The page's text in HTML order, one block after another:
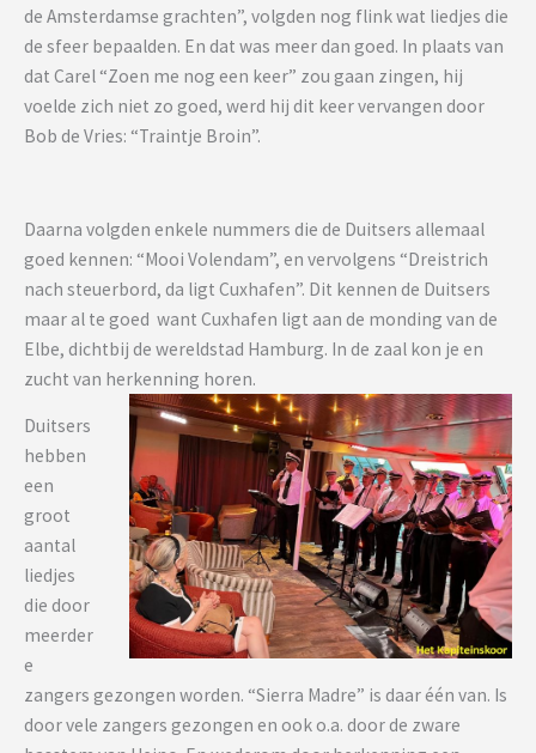
de Amsterdamse grachten”, volgden nog flink wat liedjes die
de sfeer bepaalden. En dat was meer dan goed. In plaats van
dat Carel “Zoen me nog een keer” zou gaan zingen, hij
voelde zich niet zo goed, werd hij dit keer vervangen door
Bob de Vries: “Traintje Broin”.
Daarna volgden enkele nummers die de Duitsers allemaal
goed kennen: “Mooi Volendam”, en vervolgens “Dreistrich
nach steuerbord, da ligt Cuxhafen”. Dit kennen de Duitsers
maar al te goed want Cuxhafen ligt aan de monding van de
Elbe, dichtbij de wereldstad Hamburg. In de zaal kon je en
zucht van herkenning horen.
Duitsers
hebben
een
groot
aantal
liedjes
die door
meerder
e
zangers gezongen worden. “Sierra Madre” is daar één van. Is
door vele zangers gezongen en ook o.a. door de zware